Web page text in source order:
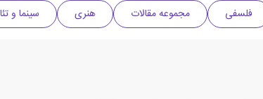
فلسفی مجموعه مقالات هنری سینما و